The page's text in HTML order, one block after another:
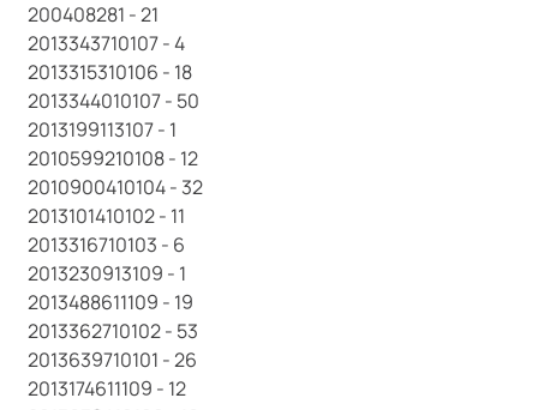
200408281 - 21
2013343710107 - 4
2013315310106 - 18
2013344010107 - 50
2013199113107 - 1
2010599210108 - 12
2010900410104 - 32
2013101410102 - 11
2013316710103 - 6
2013230913109 - 1
2013488611109 - 19
2013362710102 - 53
2013639710101 - 26
2013174611109 - 12